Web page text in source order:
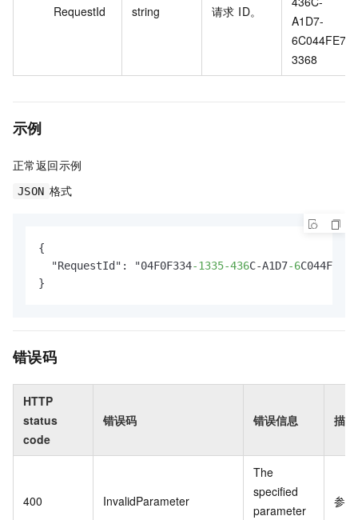
RequestId string 请求 ID。
A1D7-
6C044FE7
3368
示例
正常返回示例
JSON 格式
{
  "RequestId": "04F0F334
-1335-436C-A1D7-6
}
错误码
HTTP
status
code
错误码 错误信息 描述
400 InvalidParameter
The
specified
parameter
参